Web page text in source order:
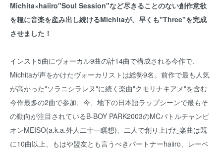
Michita×haiiro"Soul Session"など尽きることのない創作意欲
を糧に音楽を産み出し続けるMichitaが、早くも"Three"を完成
させました！
インスト5曲にヴォーカル9曲の計14曲で構成される今作で、
Michitaが声をかけたヴォーカリストは総勢9名。前作で最も人気
が高かった"ソラニシラレヌ"に続く楽曲"クモリナキアメ"を含む
今作最多の2曲で参加、今、地下の日本語ラップシーンで最もそ
の動向が注目されているB-BOY PARK2003のMCバトルチャンピ
オンMEISO(a.k.a.外人二十一瞑想)、二人で創り上げた楽曲は既
に10曲以上、もはや盟友とも言うべきパートナーhaiiro、レーベ